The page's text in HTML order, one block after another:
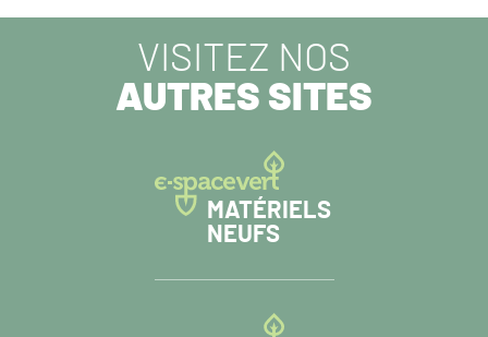
VISITEZ NOS
AUTRES SITES
MATÉRIELS
NEUFS